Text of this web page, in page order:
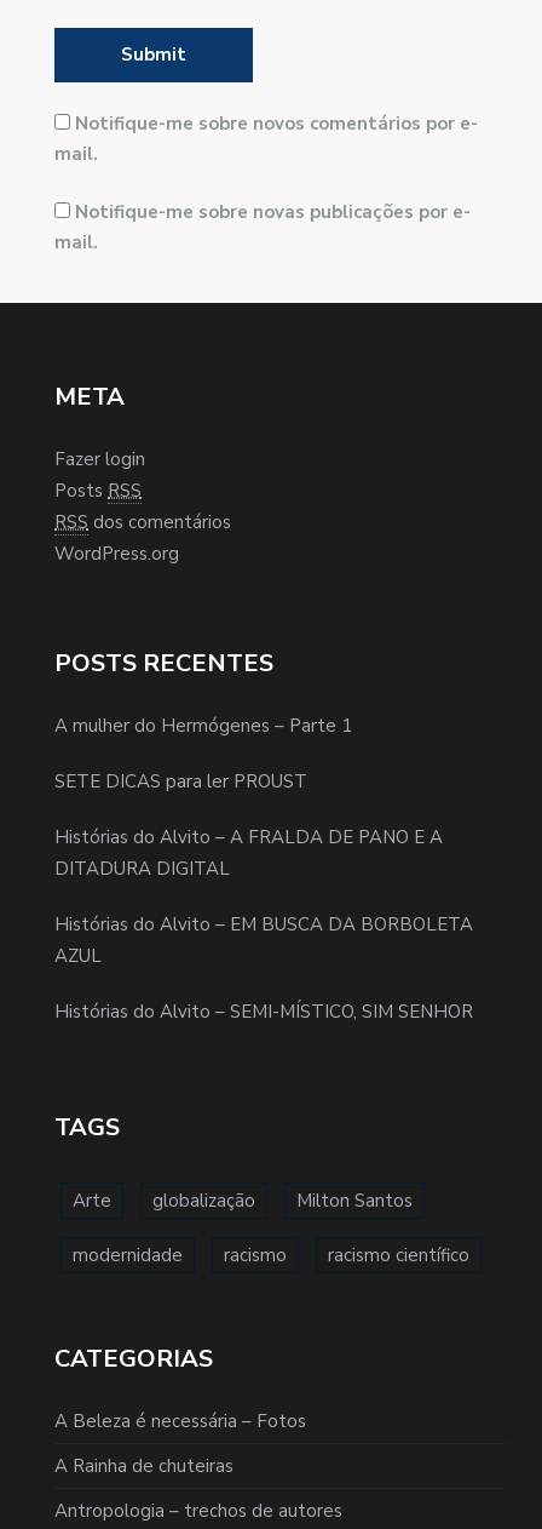
Notifique-me sobre novos comentários por e-
mail.
Notifique-me sobre novas publicações por e-
mail.
META
Fazer login
Posts RSS
RSS dos comentários
WordPress.org
POSTS RECENTES
A mulher do Hermógenes – Parte 1
SETE DICAS para ler PROUST
Histórias do Alvito – A FRALDA DE PANO E A
DITADURA DIGITAL
Histórias do Alvito – EM BUSCA DA BORBOLETA
AZUL
Histórias do Alvito – SEMI-MÍSTICO, SIM SENHOR
TAGS
Arte globalização Milton Santos
modernidade racismo racismo científico
CATEGORIAS
A Beleza é necessária – Fotos
A Rainha de chuteiras
Antropologia – trechos de autores